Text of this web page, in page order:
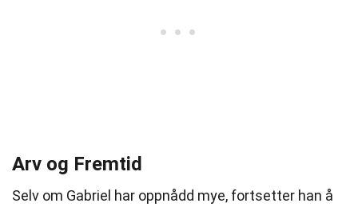
Arv og Fremtid
Selv om Gabriel har oppnådd mye, fortsetter han å